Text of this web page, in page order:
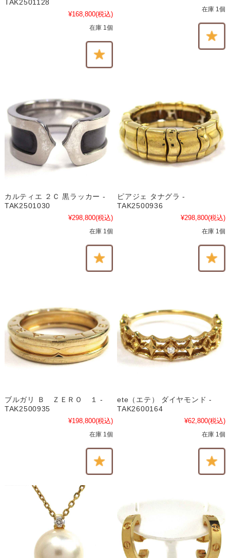
TAK2501128
¥168,800(税込)
在庫 1個
在庫 1個
カルティエ ２Ｃ 黒ラッカー -
TAK2501030
¥298,800(税込)
在庫 1個
ピアジェ タナグラ -
TAK2500936
¥298,800(税込)
在庫 1個
ブルガリ Ｂ ＺＥＲＯ １ -
TAK2500935
¥198,800(税込)
在庫 1個
ete（エテ） ダイヤモンド -
TAK2600164
¥62,800(税込)
在庫 1個